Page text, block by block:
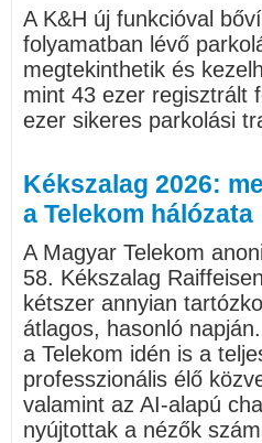
A K&H új funkcióval
folyamatban lévő
megtekinthetik és
mint 43 ezer regisztrált
ezer sikeres parkolási
Kékszalag 2026:
a Telekom hálózata
A Magyar Telekom
58. Kékszalag
kétszer annyian
átlagos, hasonló
a Telekom idén is a
professzionális élő
valamint az AI-alapú
nyújtottak a nézők